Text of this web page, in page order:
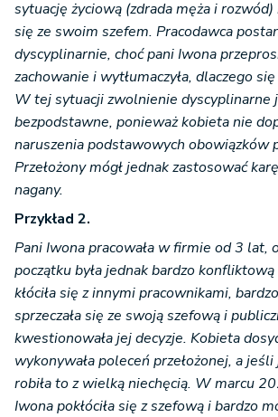
sytuację życiową (zdrada męża i rozwód)
się ze swoim szefem. Pracodawca
dyscyplinarnie, choć pani Iwona
zachowanie i wytłumaczyła, dlaczego się
W tej sytuacji zwolnienie dyscyplinarne
bezpodstawne, ponieważ kobieta nie
naruszenia podstawowych obowiązków
Przełożony mógł jednak zastosować
nagany.
Przykład 2.
Pani Iwona pracowała w firmie od 3 lat,
początku była jednak bardzo
kłóciła się z innymi pracownikami,
sprzeczała się ze swoją szefową i
kwestionowała jej decyzje. Kobieta
wykonywała poleceń przełożonej, a jeśli
robiła to z wielką niechęcią. W marcu
Iwona pokłóciła się z szefową i bardzo